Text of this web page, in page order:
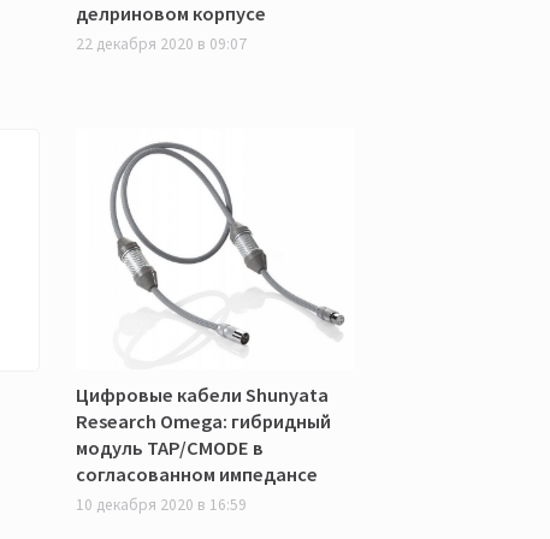
делриновом корпусе
22 декабря 2020 в 09:07
Цифровые кабели Shunyata
Research Omega: гибридный
модуль TAP/CMODE в
согласованном импедансе
10 декабря 2020 в 16:59